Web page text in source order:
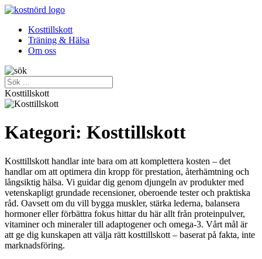
Kosttillskott
Träning & Hälsa
Om oss
Kosttillskott
Kategori: Kosttillskott
Kosttillskott handlar inte bara om att komplettera kosten – det
handlar om att optimera din kropp för prestation, återhämtning och
långsiktig hälsa. Vi guidar dig genom djungeln av produkter med
vetenskapligt grundade recensioner, oberoende tester och praktiska
råd. Oavsett om du vill bygga muskler, stärka lederna, balansera
hormoner eller förbättra fokus hittar du här allt från proteinpulver,
vitaminer och mineraler till adaptogener och omega-3. Vårt mål är
att ge dig kunskapen att välja rätt kosttillskott – baserat på fakta, inte
marknadsföring.